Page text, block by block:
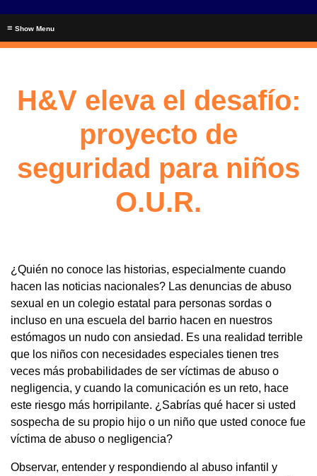
≡
H&V eleva el desafío:
proyecto de
seguridad para niños
O.U.R.
¿Quién no conoce las historias, especialmente cuando
hacen las noticias nacionales? Las denuncias de abuso
sexual en un colegio estatal para personas sordas o
incluso en una escuela del barrio hacen en nuestros
estómagos un nudo con ansiedad. Es una realidad terrible
que los niños con necesidades especiales tienen tres
veces más probabilidades de ser víctimas de abuso o
negligencia, y cuando la comunicación es un reto, hace
este riesgo más horripilante. ¿Sabrías qué hacer si usted
sospecha de su propio hijo o un niño que usted conoce fue
víctima de abuso o negligencia?
Observar, entender y respondiendo al abuso infantil y